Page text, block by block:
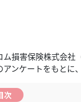
ム損害保険株式会社
アンケートをもとに
次